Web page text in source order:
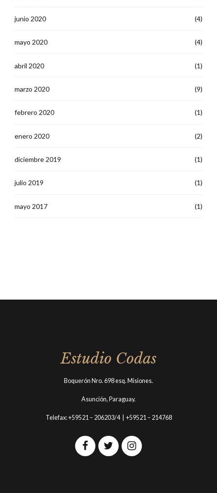
junio 2020 (4)
mayo 2020 (4)
abril 2020 (1)
marzo 2020 (9)
febrero 2020 (1)
enero 2020 (2)
diciembre 2019 (1)
julio 2019 (1)
mayo 2017 (1)
Estudio Codas
Boquerón Nro. 698 esq. Misiones.
Asunción, Paraguay.
Telefax: +59521 – 206203/4 | +59521 – 214768